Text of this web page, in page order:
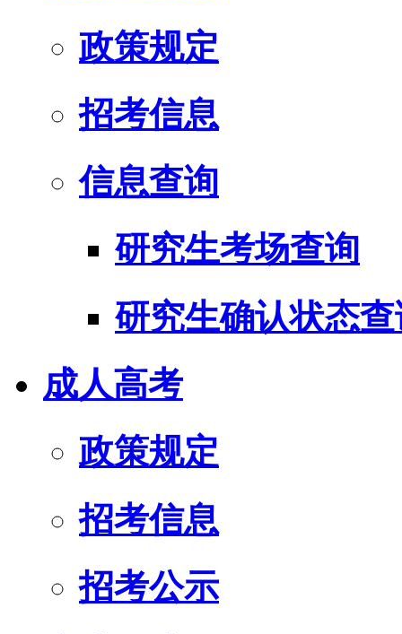
政策规定
招考信息
信息查询
研究生考场查询
研究生确认状态
成人高考
政策规定
招考信息
招考公示